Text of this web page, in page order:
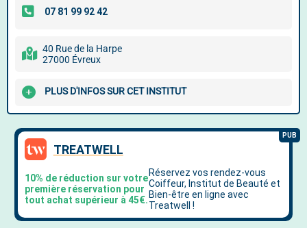
40 Rue de la Harpe
27000 Évreux
PLUS D'INFOS SUR CET INSTITUT